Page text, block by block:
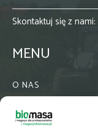
Skontaktuj się z nami:
MENU
O NAS
WSPÓŁPRACA